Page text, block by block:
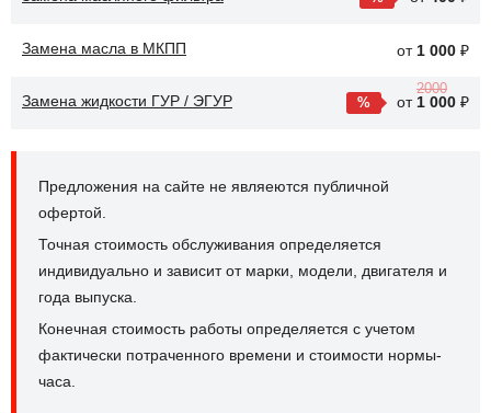
Замена масла в МКПП от 1 000 ₽
Замена жидкости ГУР / ЭГУР от
2000
1 000 ₽
Предложения на сайте не являеются публичной
офертой.
Точная стоимость обслуживания определяется
индивидуально и зависит от марки, модели, двигателя и
года выпуска.
Конечная стоимость работы определяется с учетом
фактически потраченного времени и стоимости нормы-
часа.